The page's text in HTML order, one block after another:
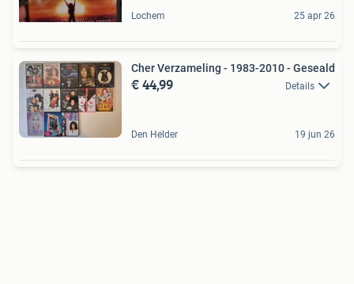
Lochem 25 apr 26
Cher Verzameling - 1983-2010 - Geseald
€ 44,99 Details
Den Helder 19 jun 26